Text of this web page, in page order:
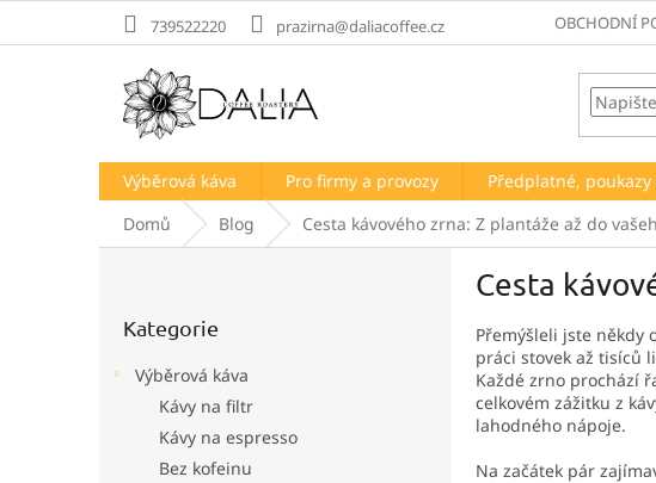
739522220 prazirna@daliacoffee.cz OBCHODNÍ
Výběrová káva Pro firmy a provozy Předplatné, poukazy
Domů
Blog Cesta kávového zrna: Z plantáže až do
kategorie
Kategorie
Výběrová káva
Kávy na filtr
Kávy na espresso
Bez kofeinu
Cesta
Přemýšleli jste někdy
práci stovek až tisíců
Každé zrno prochází
celkovém zážitku z
lahodného nápoje.
Na začátek pár